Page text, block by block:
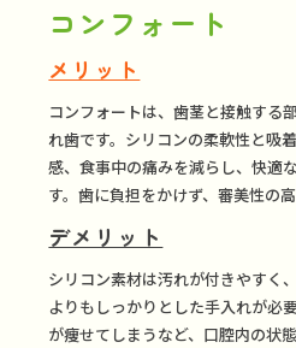
コンフォート
メリット
コンフォートは、歯茎と接触する
れ歯です。シリコンの柔軟性と吸
感、食事中の痛みを減らし、快適
す。歯に負担をかけず、審美性の
デメリット
シリコン素材は汚れが付きやすく
よりもしっかりとした手入れが必
が痩せてしまうなど、口腔内の状